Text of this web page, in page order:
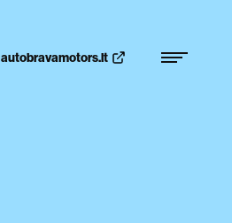
autobravamotors.lt